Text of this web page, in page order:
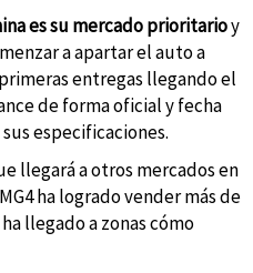
es su mercado prioritarioy
a apartar el auto a
entregas llegando el
de forma oficial y fecha
especificaciones.
llegará a otros mercados en
ha logrado vender más de
llegado a zonas cómo